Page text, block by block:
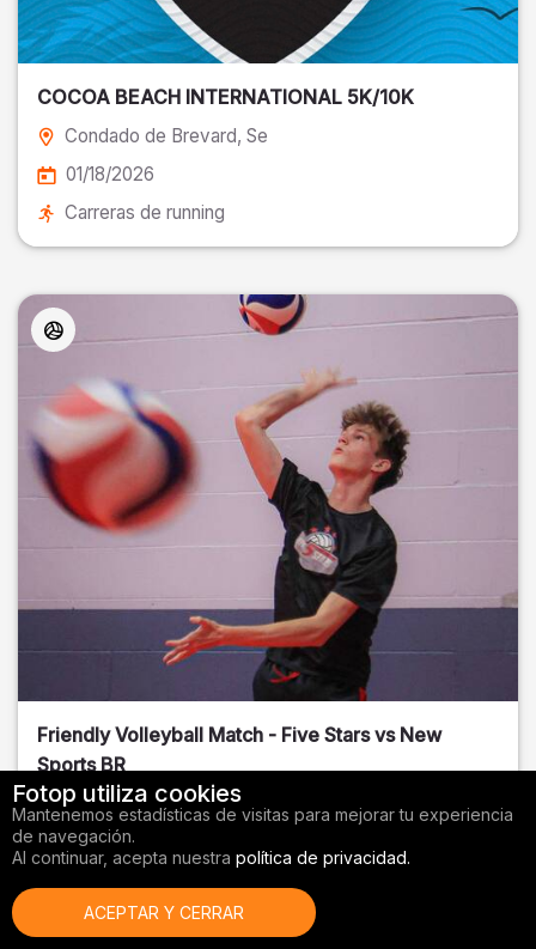
COCOA BEACH INTERNATIONAL 5K/10K
Condado de Brevard, Se
01/18/2026
Carreras de running
Friendly Volleyball Match - Five Stars vs New
Sports BR
Orange County, FL
01/14/2026
Fotop utiliza cookies
Mantenemos estadísticas de visitas para mejorar tu experiencia
de navegación.
Al continuar, acepta nuestra política de privacidad.
ACEPTAR Y CERRAR